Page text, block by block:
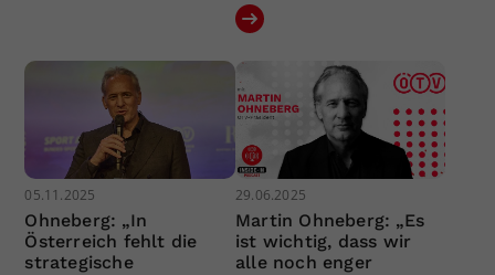
05.11.2025
Ohneberg: „In
Österreich fehlt die
strategische
29.06.2025
Martin Ohneberg: „Es
ist wichtig, dass wir
alle noch enger